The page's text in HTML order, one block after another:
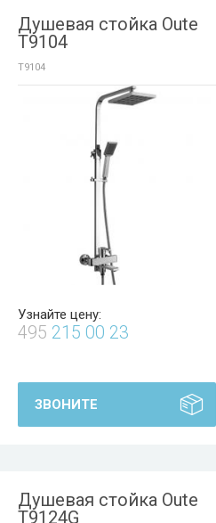
Душевая стойка Oute
T9104
T9104
Узнайте цену:
495 215 00 23
ЗВОНИТЕ
Душевая стойка Oute
T9124G